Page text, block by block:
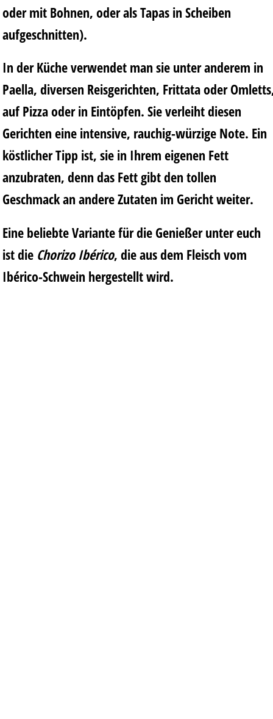
oder mit Bohnen, oder als Tapas in Scheiben
aufgeschnitten).
In der Küche verwendet man sie unter anderem in
Paella, diversen Reisgerichten, Frittata oder
auf Pizza oder in Eintöpfen. Sie verleiht diesen
Gerichten eine intensive, rauchig-würzige Note. Ein
köstlicher Tipp ist, sie in Ihrem eigenen Fett
anzubraten, denn das Fett gibt den tollen
Geschmack an andere Zutaten im Gericht weiter.
Eine beliebte Variante für die Genießer unter euch
ist die Chorizo Ibérico, die aus dem Fleisch vom
Ibérico-Schwein hergestellt wird.